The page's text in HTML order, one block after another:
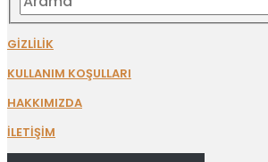
GİZLİLİK
KULLANIM KOŞULLARI
HAKKIMIZDA
İLETİŞİM